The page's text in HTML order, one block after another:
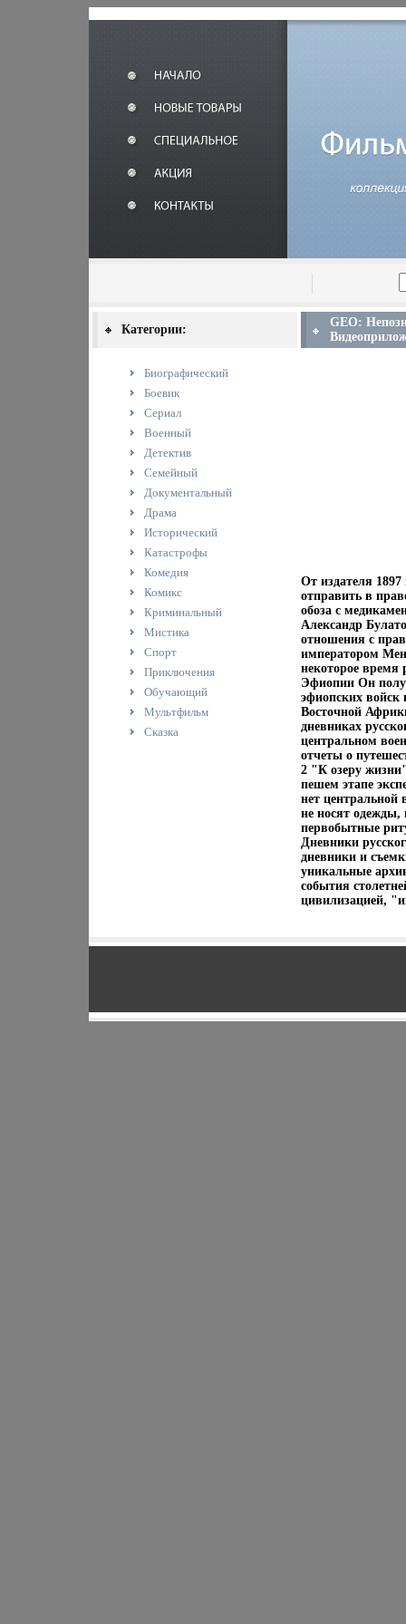
Категории:
Биографический
Боевик
Сериал
Военный
Детектив
Семейный
Документальный
Драма
Исторический
Катастрофы
Комедия
Комикс
Криминальный
Мистика
Спорт
Приключения
Обучающий
Мультфильм
Сказка
GEO:
От издателя
отправить в
обоза с
Александр
отношения с
императором
некоторое время
Эфиопии Он
эфиопских войск
Восточной
дневниках
центральном
отчеты о
2 "К озеру
пешем этапе
нет центральной
не носят одежды,
первобытные
Дневники
дневники и
уникальные
события
цивилизацией,